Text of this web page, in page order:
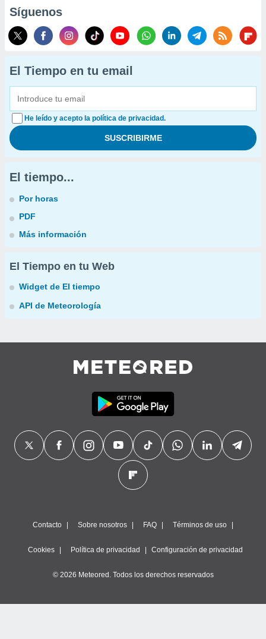
Síguenos
El Tiempo en tu email
He leído y acepto la política de privacidad.
El tiempo...
Por horas
PDF
Más información
El Tiempo en tu Web
Widget de El tiempo
API de Meteorología
Contacto Sobre nosotros FAQ Términos de uso
Cookies Política de privacidad Configuración de privacidad
© 2026 Meteored. Todos los derechos reservados